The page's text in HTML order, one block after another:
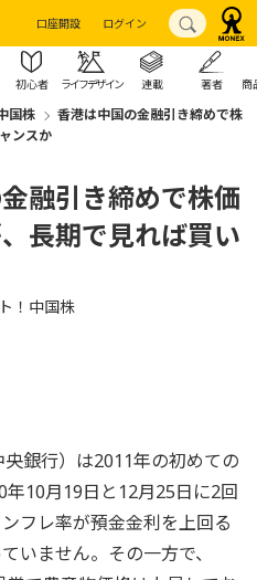
口座開設 ログイン
初心者 ライフデザイン 連載 著者 商
国株
香港は中国の金融引き締めで株
ンスか
融引き締めで株価
長期で見れば買い
！中国株
銀行）は2011年の初めての
10月19日と12月25日に2回
フレ率が預金金利を上回る
いません。その一方で、